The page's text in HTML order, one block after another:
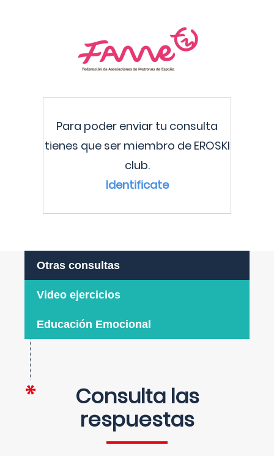
Para poder enviar tu consulta
tienes que ser miembro de EROSKI
club.
Identificate
Otras consultas
Video ejercicios
Educación Emocional
Consulta las
respuestas